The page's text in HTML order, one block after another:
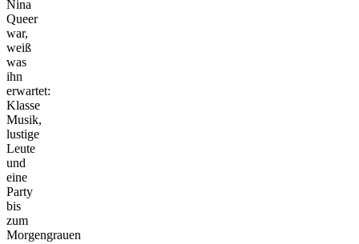
Nina
Queer
war,
weiß
was
ihn
erwartet:
Klasse
Musik,
lustige
Leute
und
eine
Party
bis
zum
Morgengrauen